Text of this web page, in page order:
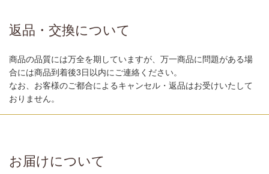
返品・交換について
商品の品質には万全を期していますが、万一商品に問題がある場
合には商品到着後3日以内にご連絡ください。
なお、お客様のご都合によるキャンセル・返品はお受けいたして
おりません。
お届けについて